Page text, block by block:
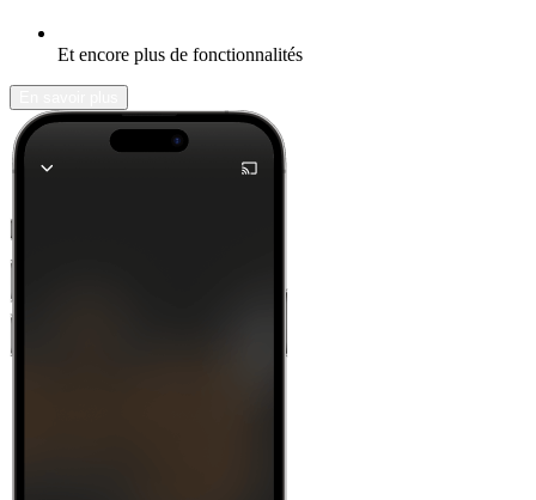
Et encore plus de fonctionnalités